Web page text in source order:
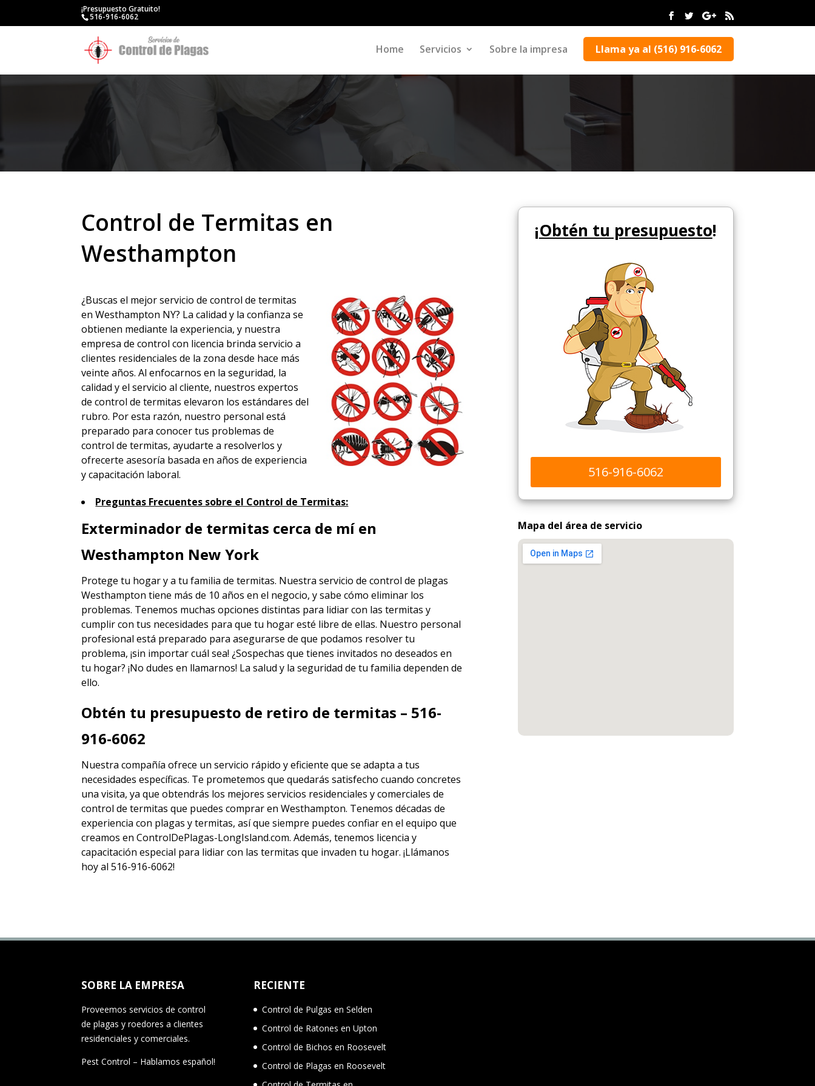
¡Presupuesto Gratuito!
516-916-6062
Home Servicios Sobre la impresa Llama ya al (516) 916-6062
Control de Termitas en
Westhampton
¿Buscas el mejor servicio de control de termitas
en Westhampton NY? La calidad y la confianza se
obtienen mediante la experiencia, y nuestra
empresa de control con licencia brinda servicio a
clientes residenciales de la zona desde hace más
veinte años. Al enfocarnos en la seguridad, la
calidad y el servicio al cliente, nuestros expertos
de control de termitas elevaron los estándares del
rubro. Por esta razón, nuestro personal está
preparado para conocer tus problemas de
control de termitas, ayudarte a resolverlos y
ofrecerte asesoría basada en años de experiencia
y capacitación laboral.
Preguntas Frecuentes sobre el Control de Termitas:
Exterminador de termitas cerca de mí en
Westhampton New York
Protege tu hogar y a tu familia de termitas. Nuestra servicio decontrol de plagas
Westhampton tiene más de 10 años en el negocio, y sabe cómo eliminar los
problemas. Tenemos muchas opciones distintas para lidiar con las termitas y
cumplir con tus necesidades para que tu hogar esté libre de ellas. Nuestro personal
profesional está preparado para asegurarse de que podamos resolver tu
problema, ¡sin importar cuál sea! ¿Sospechas que tienes invitados no deseados en
tu hogar? ¡No dudes en llamarnos! La salud y la seguridad de tu familia dependen de
ello.
Obtén tu presupuesto de retiro de termitas – 516-
916-6062
Nuestra compañía ofrece un servicio rápido y eficiente que se adapta a tus
necesidades específicas. Te prometemos que quedarás satisfecho cuando concretes
una visita, ya que obtendrás los mejoresservicios residenciales y comerciales de
control de termitas que puedes comprar en Westhampton. Tenemos décadas de
experiencia con plagas y termitas, así que siempre puedesconfiar en el equipo que
creamos en ControlDePlagas-LongIsland.com. Además, tenemos licencia y
capacitación especial para lidiar con las termitas que invaden tu hogar. ¡Llámanos
hoy al 516-916-6062!
¡Obtén tu presupuesto!
516-916-6062
Mapa del área de servicio
SOBRE LA EMPRESA
Proveemos servicios de control
de plagas y roedores a clientes
residenciales y comerciales.
Pest Control – Hablamos español!
RECIENTE
Control de Pulgas en Selden
Control de Ratones en Upton
Control de Bichos en Roosevelt
Control de Plagas en Roosevelt